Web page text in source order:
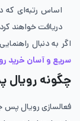
اساس رتبه‌ای که
دریافت خواهند
اگر به دنبال
سریع و آسان خرید
چگونه رویال
فعالسازی رویال پس